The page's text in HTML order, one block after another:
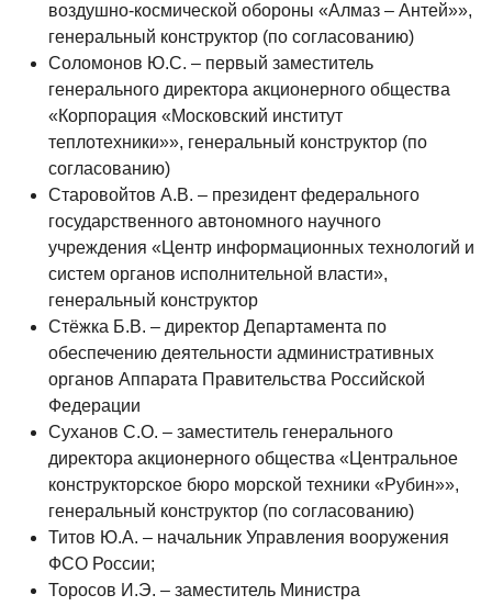
воздушно-космической обороны «Алмаз – Антей»»,
генеральный конструктор (по согласованию)
Соломонов Ю.С. – первый заместитель
генерального директора акционерного общества
«Корпорация «Московский институт
теплотехники»», генеральный конструктор (по
согласованию)
Старовойтов А.В. – президент федерального
государственного автономного научного
учреждения «Центр информационных технологий и
систем органов исполнительной власти»,
генеральный конструктор
Стёжка Б.В. – директор Департамента по
обеспечению деятельности административных
органов Аппарата Правительства Российской
Федерации
Суханов С.О. – заместитель генерального
директора акционерного общества «Центральное
конструкторское бюро морской техники «Рубин»»,
генеральный конструктор (по согласованию)
Титов Ю.А. – начальник Управления вооружения
ФСО России;
Торосов И.Э. – заместитель Министра